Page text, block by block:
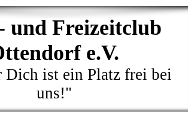
und Freizeitclub
e.V.
ist ein Platz frei bei
uns!"